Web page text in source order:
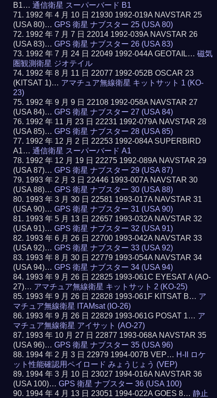
B1…通信衛星 スーパーバード B1
1992 年 4 月 10 日 21930 1992-019A NAVSTAR 25
(USA 80)…GPS 衛星 ナブスター 25 (USA 80)
1992 年 7 月 7 日 22014 1992-039A NAVSTAR 26
(USA 83)…GPS 衛星 ナブスター 26 (USA 83)
1992 年 7 月 24 日 22049 1992-044A GEOTAIL…磁気
圏観測衛星 ジオテイル
1992 年 8 月 11 日 22077 1992-052B OSCAR 23
(KITSAT 1)… アマチュア無線衛星 キットサット 1 (KO-
23)
1992 年 9 月 9 日 22108 1992-058A NAVSTAR 27
(USA 84)…GPS 衛星 ナブスター 27 (USA 84)
1992 年 11 月 23 日 22231 1992-079A NAVSTAR 28
(USA 85)…GPS 衛星 ナブスター 28 (USA 85)
1992 年 12 月 2 日 22253 1992-084A SUPERBIRD
A1…通信衛星 スーパーバード A1
1992 年 12 月 19 日 22275 1992-089A NAVSTAR 29
(USA 87)…GPS 衛星 ナブスター 29 (USA 87)
1993 年 2 月 3 日 22446 1993-007A NAVSTAR 30
(USA 88)…GPS 衛星 ナブスター 30 (USA 88)
1993 年 3 月 30 日 22581 1993-017A NAVSTAR 31
(USA 90)…GPS 衛星 ナブスター 31 (USA 90)
1993 年 5 月 13 日 22657 1993-032A NAVSTAR 32
(USA 91)…GPS 衛星 ナブスター 32 (USA 91)
1993 年 6 月 26 日 22700 1993-042A NAVSTAR 33
(USA 92)…GPS 衛星 ナブスター 33 (USA 92)
1993 年 8 月 30 日 22779 1993-054A NAVSTAR 34
(USA 94)…GPS 衛星 ナブスター 34 (USA 94)
1993 年 9 月 26 日 22825 1993-061C EYESAT A (AO-
27)… アマチュア無線衛星 キットサット 2 (KO-25)
1993 年 9 月 26 日 22828 1993-061F KITSAT B… ア
マチュア無線衛星 ITAMsat (IO-26)
1993 年 9 月 26 日 22829 1993-061G POSAT 1… ア
マチュア無線衛星 アイサット (AO-27)
1993 年 10 月 27 日 22877 1993-068A NAVSTAR 35
(USA 96)…GPS 衛星 ナブスター 35 (USA 96)
1994 年 2 月 3 日 22979 1994-007B VEP… H-II ロケ
ット性能確認用ペイロード みょうじょう (VEP)
1994 年 3 月 10 日 23027 1994-016A NAVSTAR 36
(USA 100)…GPS 衛星 ナブスター 36 (USA 100)
1994 年 4 月 13 日 23051 1994-022A GOES 8…静止